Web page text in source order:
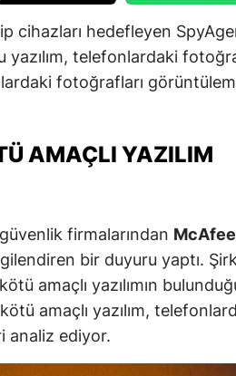
cihazları hedefleyen
yazılım, telefonlardaki
fotoğrafları
AMAÇLI YAZILIM
firmalarından McAfee
bir duyuru yaptı.
amaçlı yazılımın
amaçlı yazılım,
analiz ediyor.